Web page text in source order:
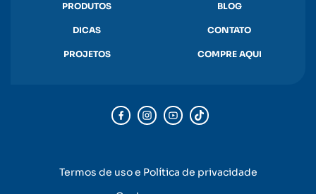
PRODUTOS
DICAS
PROJETOS
BLOG
CONTATO
COMPRE AQUI
Termos de uso e Política de privacidade